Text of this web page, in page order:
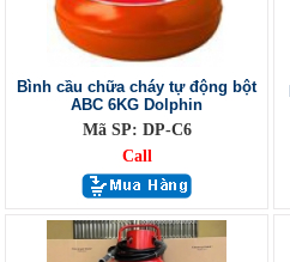
Bình cầu chữa cháy tự động bột
ABC 6KG Dolphin
Mã SP: DP-C6
Call